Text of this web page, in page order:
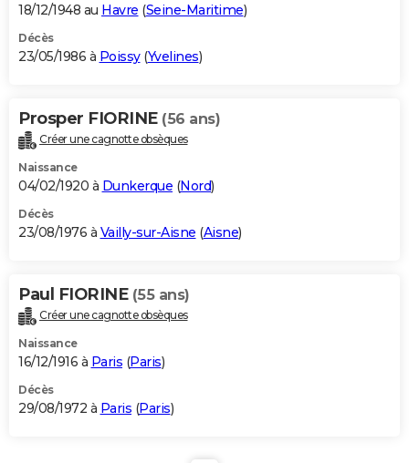
18/12/1948 au Havre (Seine-Maritime)
Décès
23/05/1986 à Poissy(Yvelines)
Prosper FIORINE (56 ans)
Créer une cagnotte obsèques
Naissance
04/02/1920 à Dunkerque (Nord)
Décès
23/08/1976 à Vailly-sur-Aisne (Aisne)
Paul FIORINE (55 ans)
Créer une cagnotte obsèques
Naissance
16/12/1916 à Paris (Paris)
Décès
29/08/1972 à Paris (Paris)